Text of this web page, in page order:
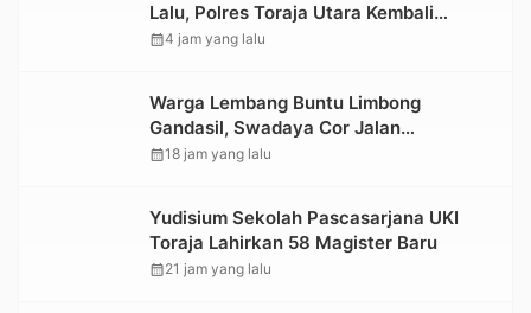
Lalu, Polres Toraja Utara Kembali
Datangi TKP
calendar_month4 jam yang lalu
Warga Lembang Buntu Limbong
Gandasil, Swadaya Cor Jalan
Sepanjang 500 Meter
calendar_month18 jam yang lalu
Yudisium Sekolah Pascasarjana UKI
Toraja Lahirkan 58 Magister Baru
calendar_month21 jam yang lalu